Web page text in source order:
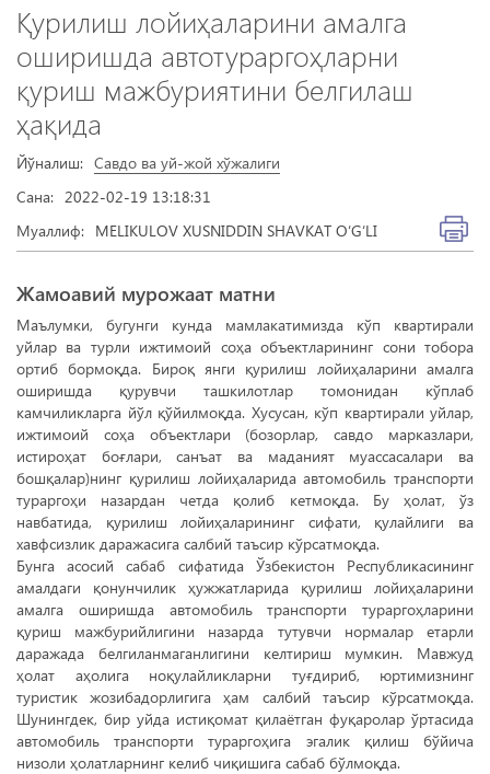
Қурилиш лойиҳаларини амалга
оширишда автотураргоҳларни
қуриш мажбуриятини белгилаш
ҳақида
Йўналиш: Савдо ва уй-жой хўжалиги
Сана: 2022-02-19 13:18:31
Муаллиф: MELIKULOV XUSNIDDIN SHAVKAT O‘G‘LI
Жамоавий мурожаат матни
Маълумки, бугунги кунда мамлакатимизда кўп квартирали
уйлар ва турли ижтимоий соҳа объектларининг сони тобора
ортиб бормоқда. Бироқ янги қурилиш лойиҳаларини амалга
оширишда қурувчи ташкилотлар томонидан кўплаб
камчиликларга йўл қўйилмоқда. Хусусан, кўп квартирали уйлар,
ижтимоий соҳа объектлари (бозорлар, савдо марказлари,
истироҳат боғлари, санъат ва маданият муассасалари ва
бошқалар)нинг қурилиш лойиҳаларида автомобиль транспорти
тураргоҳи назардан четда қолиб кетмоқда. Бу ҳолат, ўз
навбатида, қурилиш лойиҳаларининг сифати, қулайлиги ва
хавфсизлик даражасига салбий таъсир кўрсатмоқда.
Бунга асосий сабаб сифатида Ўзбекистон Республикасининг
амалдаги қонунчилик ҳужжатларида қурилиш лойиҳаларини
амалга оширишда автомобиль транспорти тураргоҳларини
қуриш мажбурийлигини назарда тутувчи нормалар етарли
даражада белгиланмаганлигини келтириш мумкин. Мавжуд
ҳолат аҳолига ноқулайликларни туғдириб, юртимизнинг
туристик жозибадорлигига ҳам салбий таъсир кўрсатмоқда.
Шунингдек, бир уйда истиқомат қилаётган фуқаролар ўртасида
автомобиль транспорти тураргоҳига эгалик қилиш бўйича
низоли ҳолатларнинг келиб чиқишига сабаб бўлмоқда.